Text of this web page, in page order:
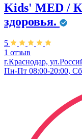
Kids' MED /
здоровья.
5
1 отзыв
г.Краснодар,
Пн-Пт 08:00-20:00,